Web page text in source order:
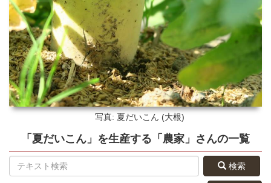
写真: 夏だいこん (大根)
「夏だいこん」 を生産する 「農家」さんの一覧
検索